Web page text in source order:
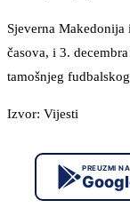
Sjeverna
časova, i 3.
tamošnjeg
Izvor: Vijesti
PREUZMI NA